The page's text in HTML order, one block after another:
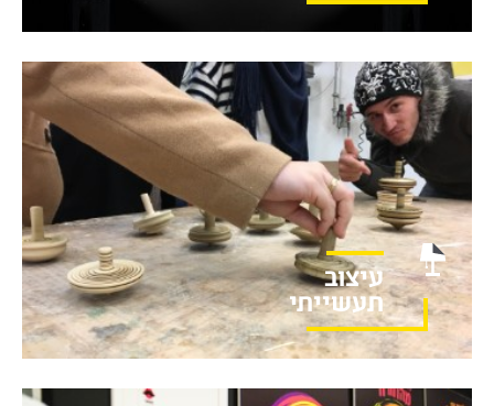
עיצוב
תעשייתי